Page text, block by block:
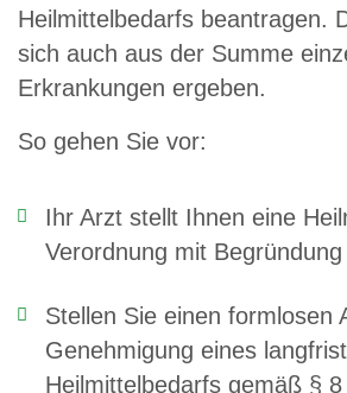
Heilmittelbedarfs beantragen.
sich auch aus der Summe
Erkrankungen ergeben.
So gehen Sie vor:
Ihr Arzt stellt Ihnen eine
Verordnung mit Begründung
Stellen Sie einen formlosen
Genehmigung eines
Heilmittelbedarfs gemäß §